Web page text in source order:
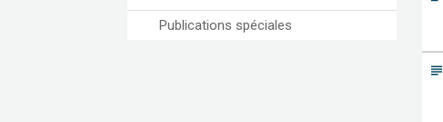
Publications spéciales
subject